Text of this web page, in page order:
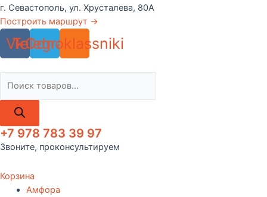
г. Севастополь, ул. Хрусталева, 80А
Построить маршрут →
Vk
Telegram
Odnoklassniki
товаров
+7 978 783 39 97
Звоните, проконсультируем
Корзина
Амфора